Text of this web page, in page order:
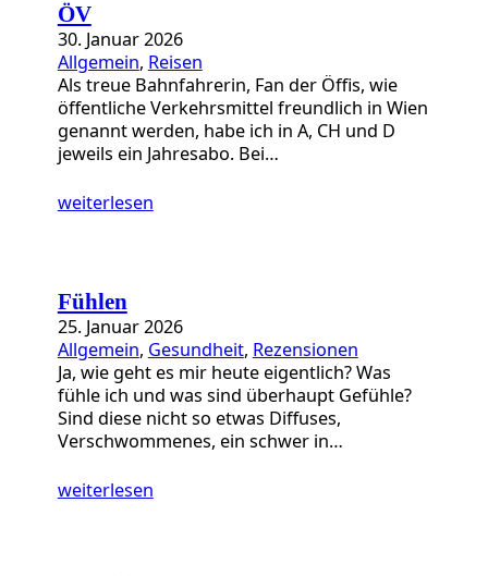
ÖV
30. Januar 2026
Allgemein, Reisen
Als treue Bahnfahrerin, Fan der Öffis, wie
öffentliche Verkehrsmittel freundlich in Wien
genannt werden, habe ich in A, CH und D
jeweils ein Jahresabo. Bei…
weiterlesen
Fühlen
25. Januar 2026
Allgemein, Gesundheit, Rezensionen
Ja, wie geht es mir heute eigentlich? Was
fühle ich und was sind überhaupt Gefühle?
Sind diese nicht so etwas Diffuses,
Verschwommenes, ein schwer in…
weiterlesen